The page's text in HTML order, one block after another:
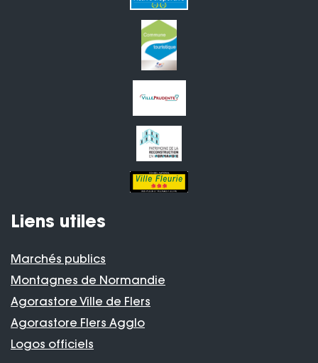
Liens utiles
Marchés publics
Montagnes de Normandie
Agorastore Ville de Flers
Agorastore Flers Agglo
Logos officiels